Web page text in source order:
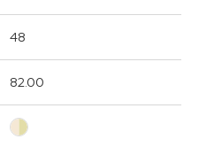
48
82.00